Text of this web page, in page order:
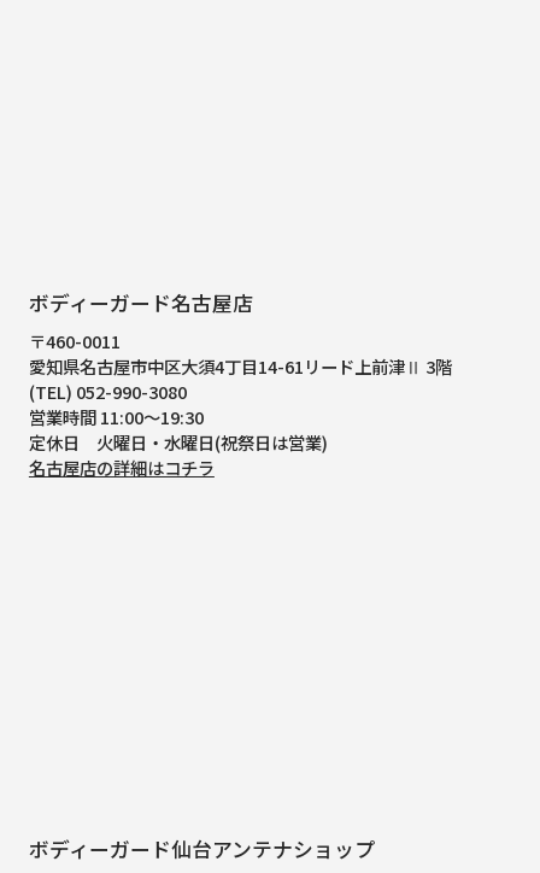
ボディーガード名古屋店
〒460-0011
愛知県名古屋市中区大須4丁目14-61リード上前津Ⅱ 3階
(TEL) 052-990-3080
営業時間 11:00～19:30
定休日 火曜日・水曜日(祝祭日は営業)
名古屋店の詳細はコチラ
ボディーガード仙台アンテナショップ